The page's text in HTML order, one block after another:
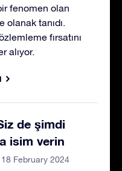
fenomen olan
olanak tanıdı.
fırsatını
alıyor.
de şimdi
isim verin
February 2024